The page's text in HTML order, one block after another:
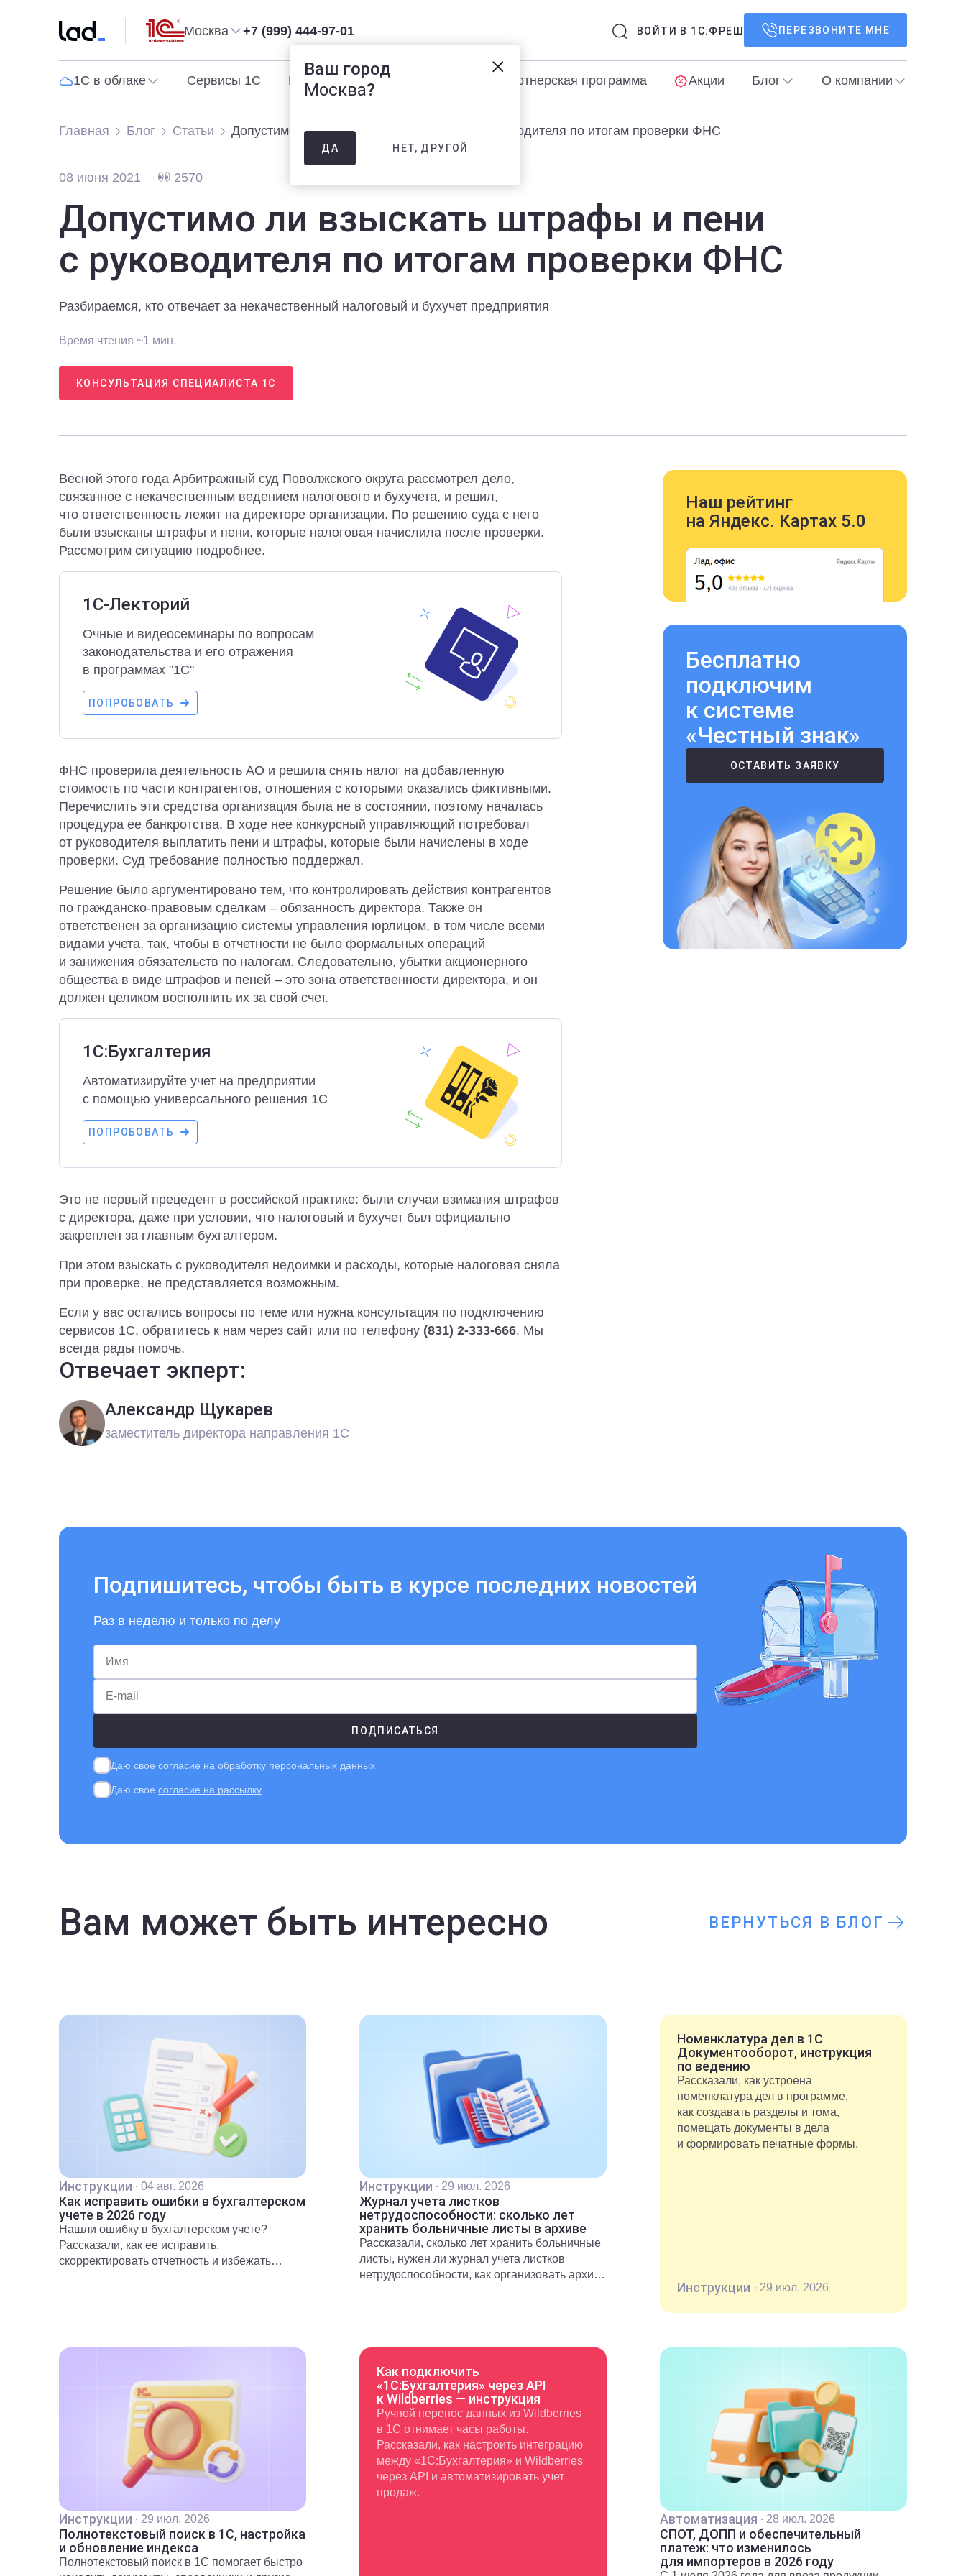
Москва +7 (999) 444-97-01 ВОЙТИ В 1С:ФРЕШ ПЕРЕЗВОНИТЕ МНЕ
1С в облаке Сервисы 1С Программы 1С Партнерская программа Акции Блог О компании
Главная Блог Статьи Допустимо ли взыскать штрафы и пени с руководителя по итогам проверки ФНС
08 июня 2021 2570
Допустимо ли взыскать штрафы и пени
с руководителя по итогам проверки ФНС
Разбираемся, кто отвечает за некачественный налоговый и бухучет предприятия
Время чтения ~1 мин.
КОНСУЛЬТАЦИЯ СПЕЦИАЛИСТА 1С
Наш рейтинг
на Яндекс. Картах 5.0
Бесплатно
подключим
к системе
«Честный знак»
ОСТАВИТЬ ЗАЯВКУ
Весной этого года Арбитражный суд Поволжского округа рассмотрел дело,
связанное с некачественным ведением налогового и бухучета, и решил,
что ответственность лежит на директоре организации. По решению суда с него
были взысканы штрафы и пени, которые налоговая начислила после проверки.
Рассмотрим ситуацию подробнее.
1С-Лекторий
Очные и видеосеминары по вопросам
законодательства и его отражения
в программах "1С"
ПОПРОБОВАТЬ
ФНС проверила деятельность АО и решила снять налог на добавленную
стоимость по части контрагентов, отношения с которыми оказались фиктивными.
Перечислить эти средства организация была не в состоянии, поэтому началась
процедура ее банкротства. В ходе нее конкурсный управляющий потребовал
от руководителя выплатить пени и штрафы, которые были начислены в ходе
проверки. Суд требование полностью поддержал.
Решение было аргументировано тем, что контролировать действия контрагентов
по гражданско-правовым сделкам – обязанность директора. Также он
ответственен за организацию системы управления юрлицом, в том числе всеми
видами учета, так, чтобы в отчетности не было формальных операций
и занижения обязательств по налогам. Следовательно, убытки акционерного
общества в виде штрафов и пеней – это зона ответственности директора, и он
должен целиком восполнить их за свой счет.
1С:Бухгалтерия
Автоматизируйте учет на предприятии
с помощью универсального решения 1С
ПОПРОБОВАТЬ
Это не первый прецедент в российской практике: были случаи взимания штрафов
с директора, даже при условии, что налоговый и бухучет был официально
закреплен за главным бухгалтером.
При этом взыскать с руководителя недоимки и расходы, которые налоговая сняла
при проверке, не представляется возможным.
Если у вас остались вопросы по теме или нужна консультация по подключению
сервисов 1С, обратитесь к нам через сайт или по телефону (831) 2-333-666. Мы
всегда рады помочь.
Отвечает экперт:
Александр Щукарев
заместитель директора направления 1С
Подпишитесь, чтобы быть в курсе последних новостей
Раз в неделю и только по делу
Даю свое согласие на обработку персональных данных
Даю свое согласие на рассылку
Вам может быть интересно ВЕРНУТЬСЯ В БЛОГ
Инструкции · 04 авг. 2026
Как исправить ошибки в бухгалтерском
учете в 2026 году
Нашли ошибку в бухгалтерском учете?
Рассказали, как ее исправить,
скорректировать отчетность и избежать
Инструкции · 29 июл. 2026
Журнал учета листков
нетрудоспособности: сколько лет
хранить больничные листы в архиве
Рассказали, сколько лет хранить больничные
листы, нужен ли журнал учета листков
нетрудоспособности, как организовать архив
Номенклатура дел в 1С
Документооборот, инструкция
по ведению
Рассказали, как устроена
номенклатура дел в программе,
как создавать разделы и тома,
помещать документы в дела
и формировать печатные формы.
Инструкции · 29 июл. 2026
Инструкции · 29 июл. 2026
Полнотекстовый поиск в 1С, настройка
и обновление индекса
Полнотекстовый поиск в 1С помогает быстро
Как подключить
«1С:Бухгалтерия» через API
к Wildberries — инструкция
Ручной перенос данных из Wildberries
в 1С отнимает часы работы.
Рассказали, как настроить интеграцию
между «1С:Бухгалтерия» и Wildberries
через API и автоматизировать учет
продаж.
Автоматизация · 28 июл. 2026
СПОТ, ДОПП и обеспечительный
платеж: что изменилось
для импортеров в 2026 году
Ваш город
Москва?
ДА НЕТ, ДРУГОЙ